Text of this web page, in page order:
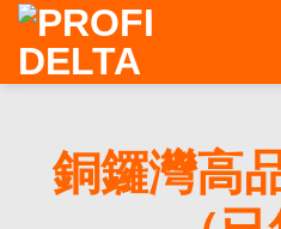
Skip
content
銅鑼灣高